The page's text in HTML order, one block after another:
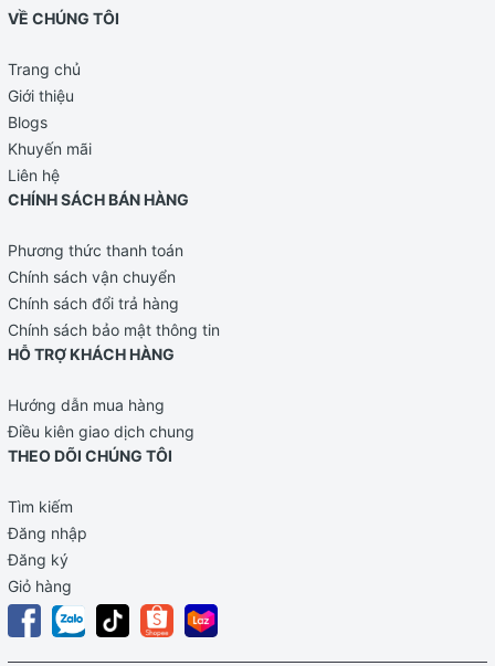
tiêu hóa khỏe mạnh và hoạt động tốt hấp thụ canxi
Kết hợp công thức bổ xung các chất xơ hòa tan để
Sữa có thể được sử dụng để bổ sung vào khẩu phần
hay một phần bữa ăn để duy trì hoặc tăng cường sức
khoẻ.
Đối tượng sử dụng:
trở lên và cho người lớn, đặc biệt cho bệnh nhân cần hồi
phục nhanh và những người ăn uống kém.
cách thì sẽ không phát huy được hết công dụng của
dụng sữa Ensure Úc cần phải đọc kỹ hướng dẫn sử
VỀ CHÚNG TÔI
Trang chủ
Giới thiệu
Blogs
Khuyến mãi
Liên hệ
CHÍNH SÁCH BÁN HÀNG
Phương thức thanh toán
Chính sách vận chuyển
Chính sách đổi trả hàng
Chính sách bảo mật thông tin
HỖ TRỢ KHÁCH HÀNG
Hướng dẫn mua hàng
Điều kiên giao dịch chung
THEO DÕI CHÚNG TÔI
Tìm kiếm
Đăng nhập
Đăng ký
Giỏ hàng